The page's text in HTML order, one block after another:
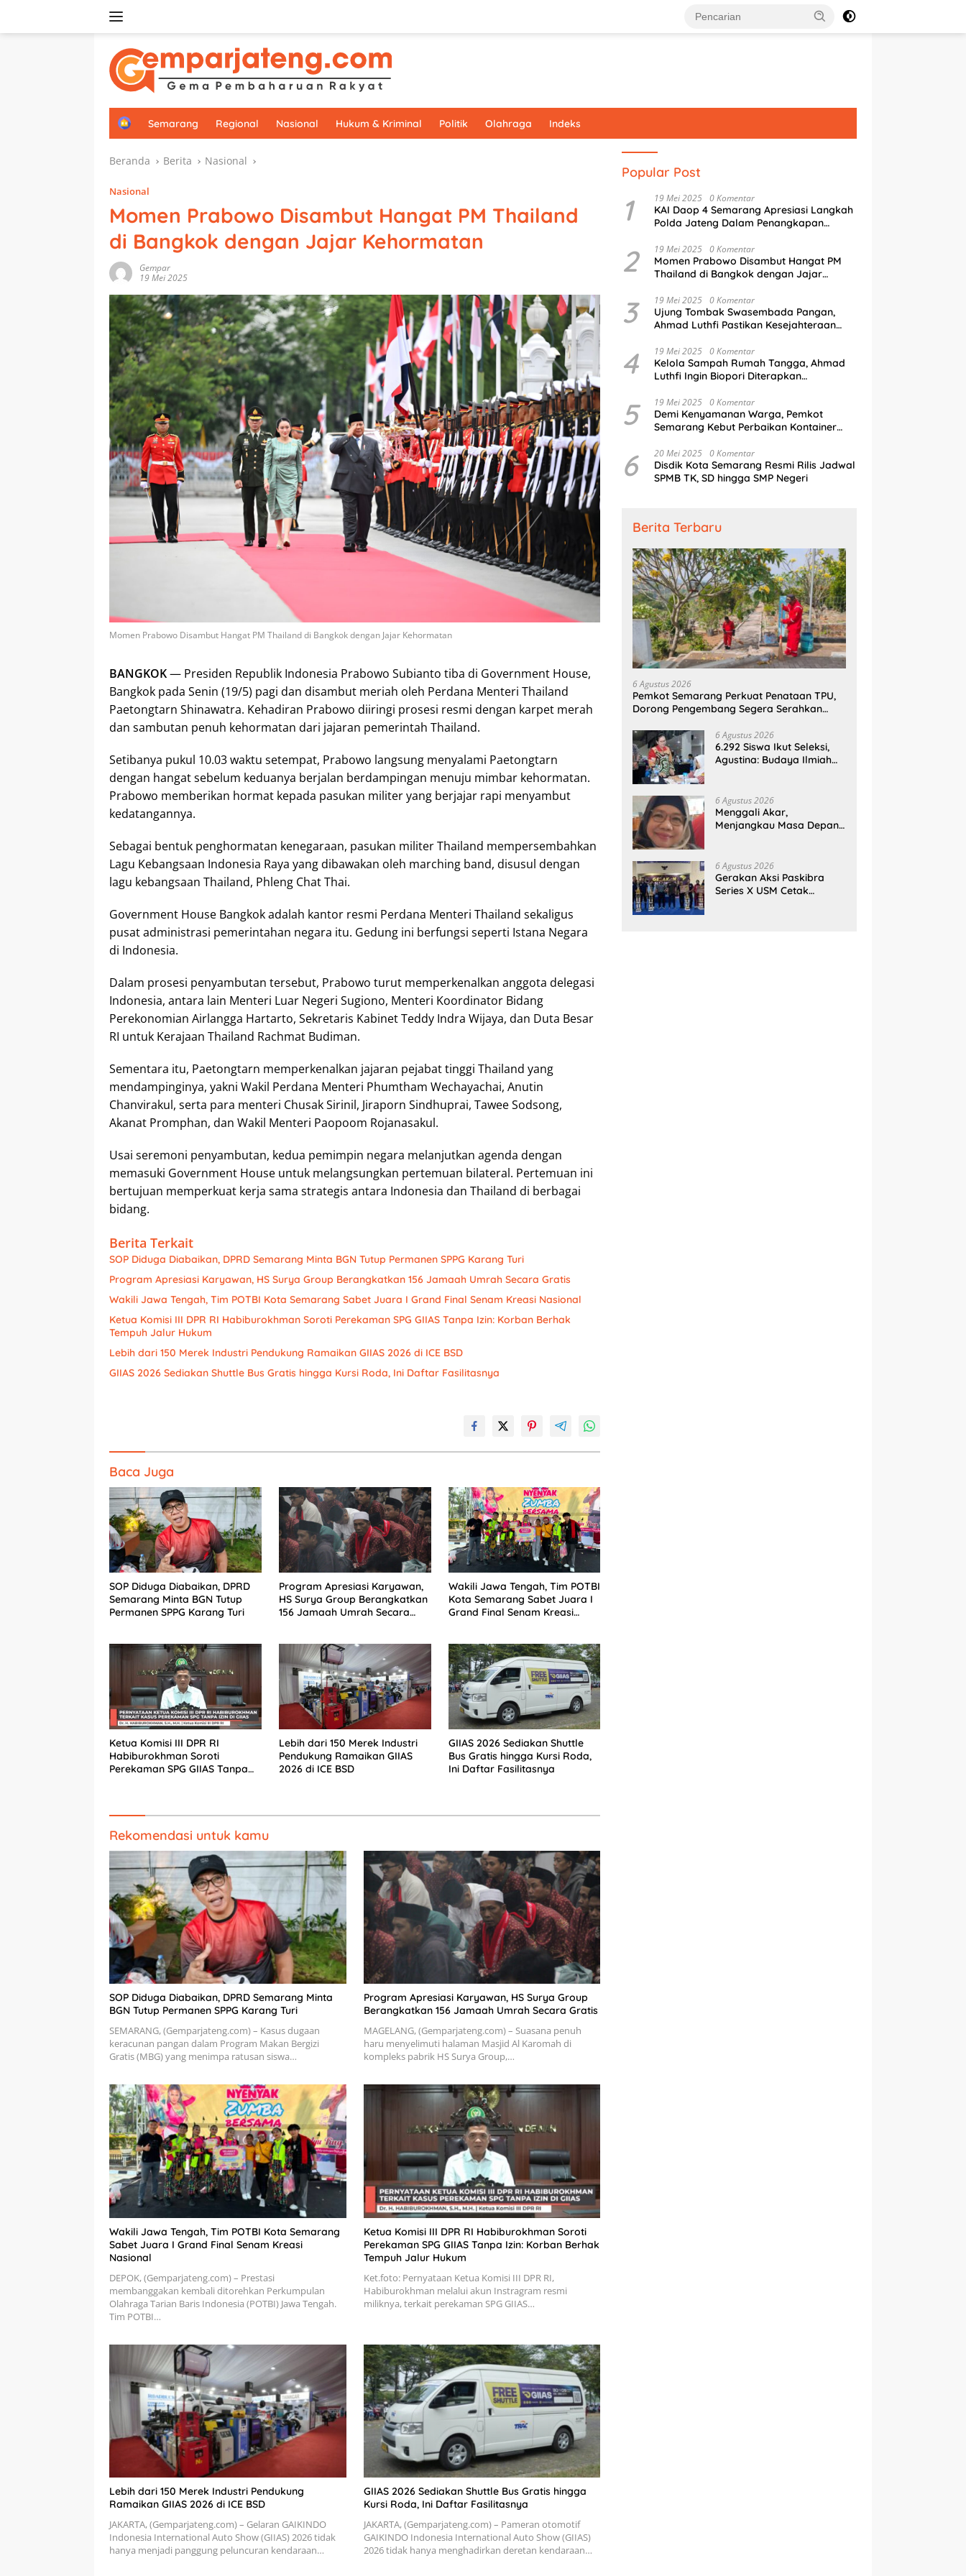
H
e
Semarang Regional Nasional Hukum & Kriminal Politik Olahraga Indeks
Beranda Berita Nasional
Nasional
Momen Prabowo Disambut Hangat PM Thailand
di Bangkok dengan Jajar Kehormatan
Gempar
19 Mei 2025
Momen Prabowo Disambut Hangat PM Thailand di Bangkok dengan Jajar Kehormatan
BANGKOK— Presiden Republik Indonesia Prabowo Subianto tiba di Government House,
Bangkok pada Senin (19/5) pagi dan disambut meriah oleh Perdana Menteri Thailand
Paetongtarn Shinawatra. Kehadiran Prabowo diiringi prosesi resmi dengan karpet merah
dan sambutan penuh kehormatan dari jajaran pemerintah Thailand.
Setibanya pukul 10.03 waktu setempat, Prabowo langsung menyalami Paetongtarn
dengan hangat sebelum keduanya berjalan berdampingan menuju mimbar kehormatan.
Prabowo memberikan hormat kepada pasukan militer yang berjajar rapi menyambut
kedatangannya.
Sebagai bentuk penghormatan kenegaraan, pasukan militer Thailand mempersembahkan
Lagu Kebangsaan Indonesia Raya yang dibawakan oleh marching band, disusul dengan
lagu kebangsaan Thailand, Phleng Chat Thai.
Government House Bangkok adalah kantor resmi Perdana Menteri Thailand sekaligus
pusat administrasi pemerintahan negara itu. Gedung ini berfungsi seperti Istana Negara
di Indonesia.
Dalam prosesi penyambutan tersebut, Prabowo turut memperkenalkan anggota delegasi
Indonesia, antara lain Menteri Luar Negeri Sugiono, Menteri Koordinator Bidang
Perekonomian Airlangga Hartarto, Sekretaris Kabinet Teddy Indra Wijaya, dan Duta Besar
RI untuk Kerajaan Thailand Rachmat Budiman.
Sementara itu, Paetongtarn memperkenalkan jajaran pejabat tinggi Thailand yang
mendampinginya, yakni Wakil Perdana Menteri Phumtham Wechayachai, Anutin
Chanvirakul, serta para menteri Chusak Sirinil, Jiraporn Sindhuprai, Tawee Sodsong,
Akanat Promphan, dan Wakil Menteri Paopoom Rojanasakul.
Usai seremoni penyambutan, kedua pemimpin negara melanjutkan agenda dengan
memasuki Government House untuk melangsungkan pertemuan bilateral. Pertemuan ini
bertujuan memperkuat kerja sama strategis antara Indonesia dan Thailand di berbagai
bidang.
Berita Terkait
SOP Diduga Diabaikan, DPRD Semarang Minta BGN Tutup Permanen SPPG Karang Turi
Program Apresiasi Karyawan, HS Surya Group Berangkatkan 156 Jamaah Umrah Secara Gratis
Wakili Jawa Tengah, Tim POTBI Kota Semarang Sabet Juara I Grand Final Senam Kreasi Nasional
Ketua Komisi III DPR RI Habiburokhman Soroti Perekaman SPG GIIAS Tanpa Izin: Korban Berhak
Tempuh Jalur Hukum
Lebih dari 150 Merek Industri Pendukung Ramaikan GIIAS 2026 di ICE BSD
GIIAS 2026 Sediakan Shuttle Bus Gratis hingga Kursi Roda, Ini Daftar Fasilitasnya
Baca Juga
SOP Diduga Diabaikan, DPRD
Semarang Minta BGN Tutup
Permanen SPPG Karang Turi
Program Apresiasi Karyawan,
HS Surya Group Berangkatkan
156 Jamaah Umrah Secara
Wakili Jawa Tengah, Tim POTBI
Kota Semarang Sabet Juara I
Grand Final Senam Kreasi
Ketua Komisi III DPR RI
Habiburokhman Soroti
Perekaman SPG GIIAS Tanpa
Lebih dari 150 Merek Industri
Pendukung Ramaikan GIIAS
2026 di ICE BSD
GIIAS 2026 Sediakan Shuttle
Bus Gratis hingga Kursi Roda,
Ini Daftar Fasilitasnya
Rekomendasi untuk kamu
SOP Diduga Diabaikan, DPRD Semarang Minta
BGN Tutup Permanen SPPG Karang Turi
SEMARANG, (Gemparjateng.com) – Kasus dugaan
keracunan pangan dalam Program Makan Bergizi
Gratis (MBG) yang menimpa ratusan siswa…
Program Apresiasi Karyawan, HS Surya Group
Berangkatkan 156 Jamaah Umrah Secara Gratis
MAGELANG, (Gemparjateng.com) – Suasana penuh
haru menyelimuti halaman Masjid Al Karomah di
kompleks pabrik HS Surya Group,…
Wakili Jawa Tengah, Tim POTBI Kota Semarang
Sabet Juara I Grand Final Senam Kreasi
Nasional
DEPOK, (Gemparjateng.com) – Prestasi
membanggakan kembali ditorehkan Perkumpulan
Olahraga Tarian Baris Indonesia (POTBI) Jawa Tengah.
Tim POTBI…
Ketua Komisi III DPR RI Habiburokhman Soroti
Perekaman SPG GIIAS Tanpa Izin: Korban Berhak
Tempuh Jalur Hukum
Ket.foto: Pernyataan Ketua Komisi III DPR RI,
Habiburokhman melalui akun Instragram resmi
miliknya, terkait perekaman SPG GIIAS…
Lebih dari 150 Merek Industri Pendukung
Ramaikan GIIAS 2026 di ICE BSD
JAKARTA, (Gemparjateng.com) – Gelaran GAIKINDO
Indonesia International Auto Show (GIIAS) 2026 tidak
hanya menjadi panggung peluncuran kendaraan…
GIIAS 2026 Sediakan Shuttle Bus Gratis hingga
Kursi Roda, Ini Daftar Fasilitasnya
JAKARTA, (Gemparjateng.com) – Pameran otomotif
GAIKINDO Indonesia International Auto Show (GIIAS)
2026 tidak hanya menghadirkan deretan kendaraan…
Popular Post
1 19 Mei 2025 0 Komentar
KAI Daop 4 Semarang Apresiasi Langkah
Polda Jateng Dalam Penangkapan
Perusahaan
2 19 Mei 2025 0 Komentar
Momen Prabowo Disambut Hangat PM
Thailand di Bangkok dengan Jajar
3 19 Mei 2025 0 Komentar
Ujung Tombak Swasembada Pangan,
Ahmad Luthfi Pastikan Kesejahteraan
4 19 Mei 2025 0 Komentar
Kelola Sampah Rumah Tangga, Ahmad
Luthfi Ingin Biopori Diterapkan
5 19 Mei 2025 0 Komentar
Demi Kenyamanan Warga, Pemkot
Semarang Kebut Perbaikan Kontainer
6 20 Mei 2025 0 Komentar
Disdik Kota Semarang Resmi Rilis Jadwal
SPMB TK, SD hingga SMP Negeri
Berita Terbaru
6 Agustus 2026
Pemkot Semarang Perkuat Penataan TPU,
Dorong Pengembang Segera Serahkan
6 Agustus 2026
6.292 Siswa Ikut Seleksi,
Agustina: Budaya Ilmiah
6 Agustus 2026
Menggali Akar,
Menjangkau Masa Depan:
Berkelanjutan
6 Agustus 2026
Gerakan Aksi Paskibra
Series X USM Cetak